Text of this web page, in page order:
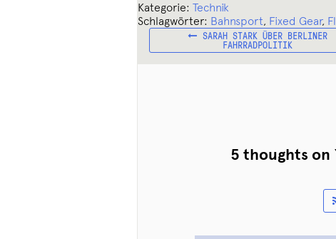
Kategorie: Technik
Schlagwörter: Bahnsport, Fixed Gear,
Beitragsnavigation
VORHERIGER
BEITRAG:
SARAH STARK ÜBER BERLINER
FAHRRADPOLITIK
5 thoughts on